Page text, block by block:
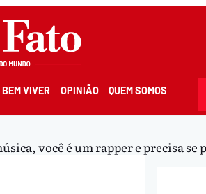
BEM VIVER OPINIÃO QUEM SOMOS
você é um rapper e precisa se